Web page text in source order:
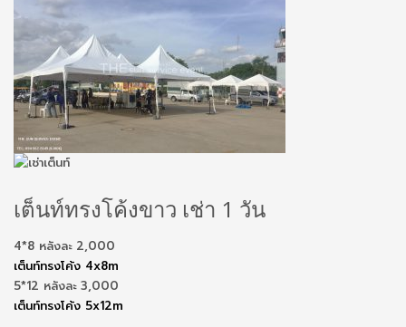
เต็นท์ทรงโค้งขาว เช่า 1 วัน
4*8 หลังละ 2,000
เต็นท์ทรงโค้ง 4x8m
5*12 หลังละ 3,000
เต็นท์ทรงโค้ง 5x12m